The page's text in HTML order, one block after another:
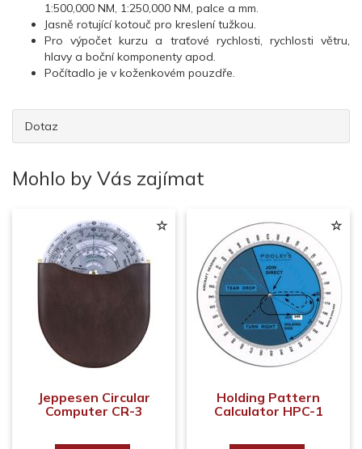
1:500,000 NM, 1:250,000 NM, palce a mm.
Jasně rotující kotouč pro kreslení tužkou.
Pro výpočet kurzu a traťové rychlosti, rychlosti větru,
hlavy a boční komponenty apod.
Počítadlo je v koženkovém pouzdře.
Dotaz
Mohlo by Vás zajímat
Jeppesen Circular
Computer CR-3
Holding Pattern
Calculator HPC-1